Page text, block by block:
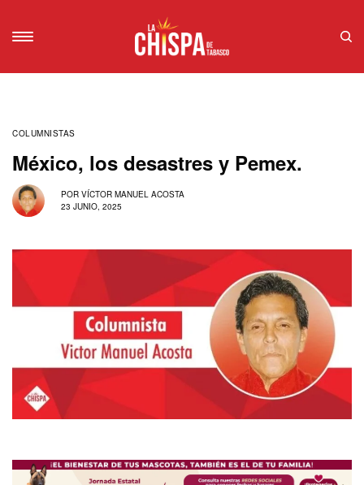
COLUMNISTAS
México, los desastres y Pemex.
POR VÍCTOR MANUEL ACOSTA
23 JUNIO, 2025